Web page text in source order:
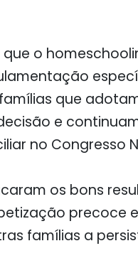
o
que
e
no Congresso
os bons
precoce
famílias a